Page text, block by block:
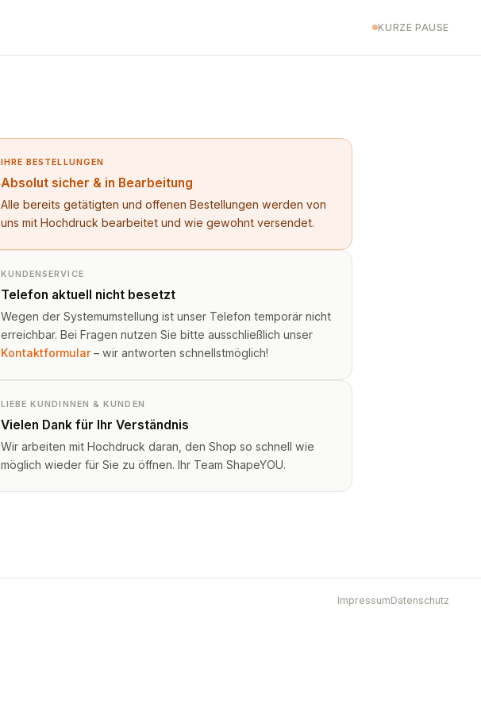
KURZE PAUSE
IHRE BESTELLUNGEN
Absolut sicher & in Bearbeitung
Alle bereits getätigten und offenen Bestellungen werden von
uns mit Hochdruck bearbeitet und wie gewohnt versendet.
KUNDENSERVICE
Telefon aktuell nicht besetzt
Wegen der Systemumstellung ist unser Telefon temporär nicht
erreichbar. Bei Fragen nutzen Sie bitte ausschließlich unser
Kontaktformular– wir antworten schnellstmöglich!
LIEBE KUNDINNEN & KUNDEN
Vielen Dank für Ihr Verständnis
Wir arbeiten mit Hochdruck daran, den Shop so schnell wie
möglich wieder für Sie zu öffnen. Ihr Team ShapeYOU.
ImpressumDatenschutz